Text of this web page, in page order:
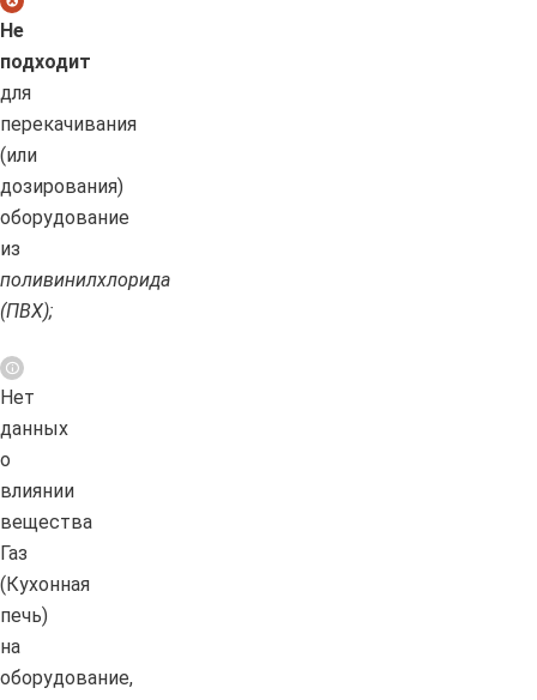
Не
подходит
для
перекачивания
(или
дозирования)
оборудование
из
поливинилхлорида
(ПВХ);
Нет
данных
о
влиянии
вещества
Газ
(Кухонная
печь)
на
оборудование,